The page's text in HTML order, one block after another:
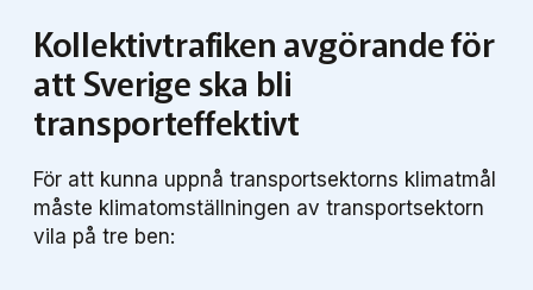
Kollektivtrafiken avgörande för
att Sverige ska bli
transporteffektivt
För att kunna uppnå transportsektorns klimatmål
måste klimatomställningen av transportsektorn
vila på tre ben: